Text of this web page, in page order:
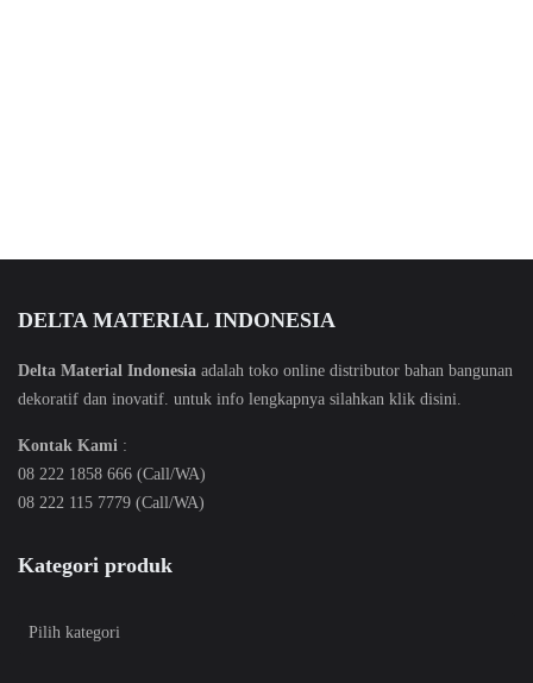
DELTA MATERIAL INDONESIA
Delta Material Indonesia adalah toko online distributor bahan bangunan
dekoratif dan inovatif. untuk info lengkapnya silahkan klik disini.
Kontak Kami :
08 222 1858 666 (Call/WA)
08 222 115 7779 (Call/WA)
Kategori produk